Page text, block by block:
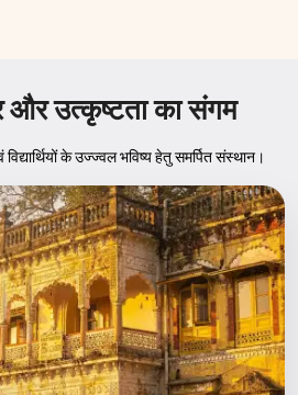
और उत्कृष्टता का संगम
के उज्ज्वल भविष्य हेतु समर्पित संस्थान।